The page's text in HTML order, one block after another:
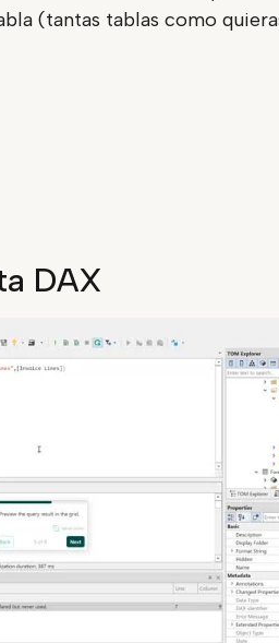
(tantas tablas como
DAX